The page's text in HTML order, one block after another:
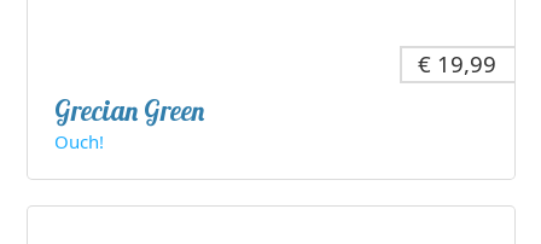
€ 19,99
Grecian Green
Ouch!